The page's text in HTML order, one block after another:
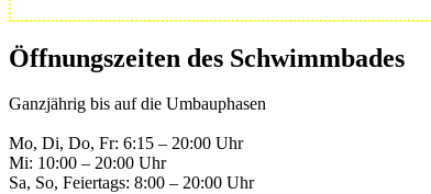
Öffnungszeiten des Schwimmbades
Ganzjährig bis auf die Umbauphasen
Mo, Di, Do, Fr: 6:15 – 20:00 Uhr
Mi: 10:00 – 20:00 Uhr
Sa, So, Feiertags: 8:00 – 20:00 Uhr